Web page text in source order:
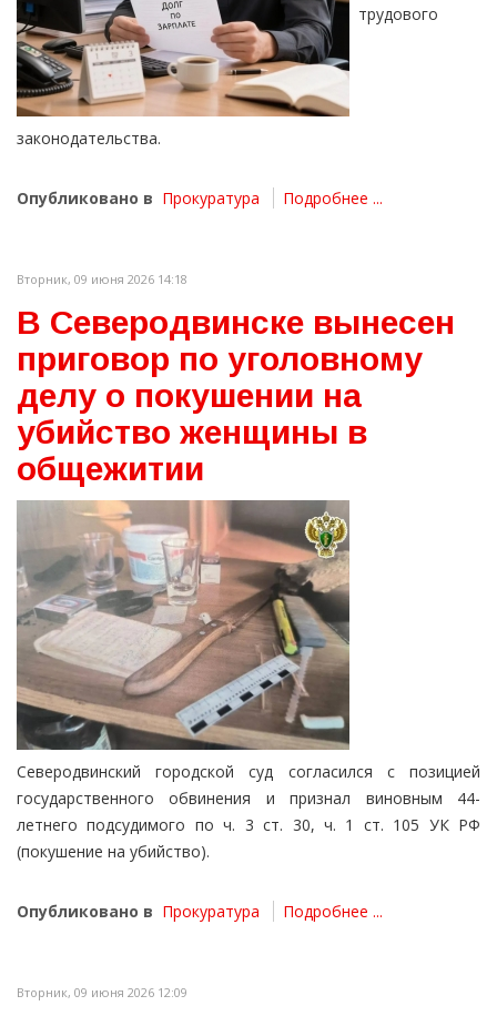
трудового
законодательства.
Опубликовано в Прокуратура Подробнее ...
Вторник, 09 июня 2026 14:18
В Северодвинске вынесен
приговор по уголовному
делу о покушении на
убийство женщины в
общежитии
Северодвинский городской суд согласился с позицией
государственного обвинения и признал виновным 44-
летнего подсудимого по ч. 3 ст. 30, ч. 1 ст. 105 УК РФ
(покушение на убийство).
Опубликовано в Прокуратура Подробнее ...
Вторник, 09 июня 2026 12:09